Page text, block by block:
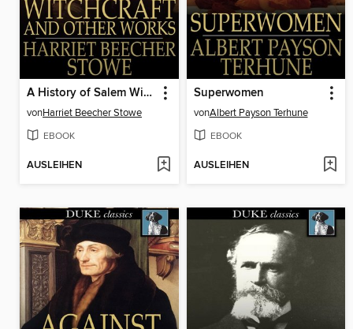
A History of Salem Witchcraft
vonHarriet Beecher Stowe
EBOOK
AUSLEIHEN
Superwomen
vonAlbert Payson Terhune
EBOOK
AUSLEIHEN